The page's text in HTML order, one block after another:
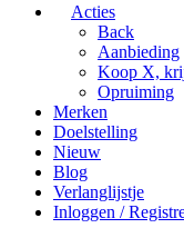
Acties
Back
Aanbieding
Koop X,
Opruiming
Merken
Doelstelling
Nieuw
Blog
Verlanglijstje
Inloggen /